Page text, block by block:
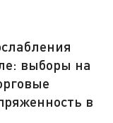
выборы на
в